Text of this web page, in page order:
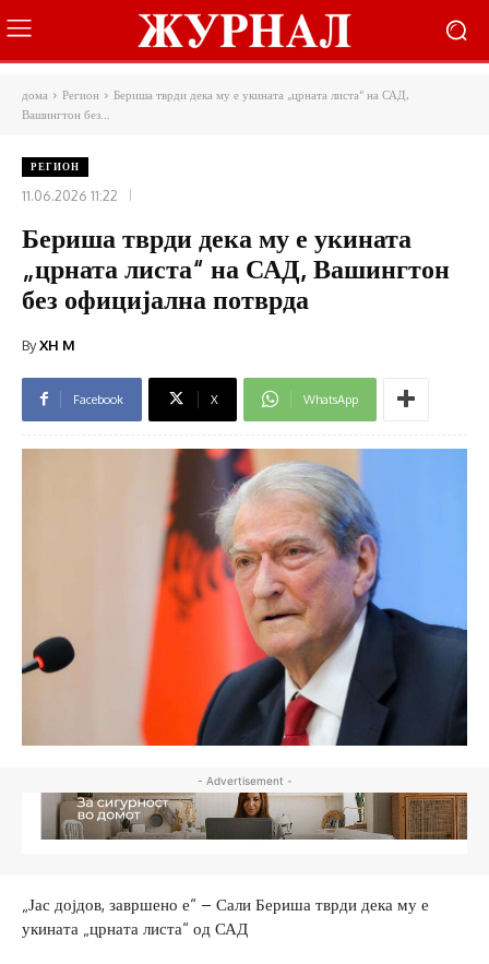
дома Регион
Бериша тврди дека му е укината „црната листа“ на САД,
Вашингтон без...
РЕГИОН
11.06.2026 11:22
Бериша тврди дека му е укината
„црната листа“ на САД, Вашингтон
без официјална потврда
ByXH M
Facebook X WhatsApp
- Advertisement -
„Јас дојдов, завршено е“ – Сали Бериша тврди дека му е
укината „црната листа“ од САД